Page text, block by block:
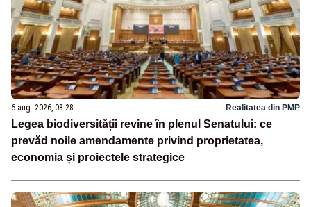
6 aug. 2026, 08:28 Realitatea din PMP
Legea biodiversității revine în plenul Senatului: ce
prevăd noile amendamente privind proprietatea,
economia și proiectele strategice